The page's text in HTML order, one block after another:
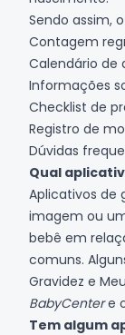
Sendo assim,
Contagem
Calendário de
Informações
Checklist de
Registro de
Dúvidas
Qual
Aplicativos de
imagem ou
bebê em
comuns.
Gravidez e
BabyCentere
Tem algum